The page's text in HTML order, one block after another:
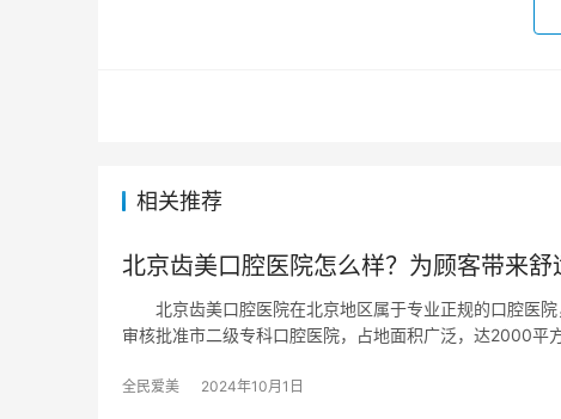
相关推荐
北京齿美口腔医院怎么样？为顾客带来舒
北京齿美口腔医院在北京地区属于专业正规的口腔医院
审核批准市二级专科口腔医院，占地面积广泛，达2000平
全民爱美 2024年10月1日